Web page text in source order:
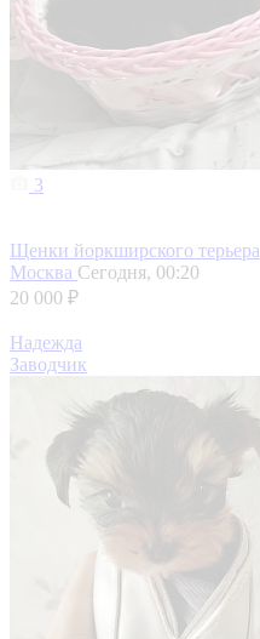
3
Щенки йоркширского терьера
Москва Сегодня, 00:20
20 000 ₽
Надежда
Заводчик